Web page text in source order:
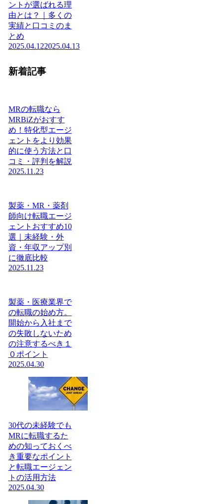
ントが選ばれる理
由とは？｜多くの
実績と口コミのま
とめ
2025.04.122025.04.13
新着記事
MRの転職なら
MRBiZがおすす
め！特化型エージ
ェントをより効果
的に使う方法と口
コミ・評判を解説
2025.11.23
製薬・MR・薬剤
師向け転職エージ
ェントおすすめ10
選｜未経験・外
資・年収アップ別
に徹底比較
2025.11.23
製薬・医療業界で
の転職の始め方。
開始から入社まで
の失敗しないため
の注意するべき１
０ポイント
2025.04.30
30代の未経験でも
MRに転職するた
めの知っておくべ
き重要なポイント
と転職エージェン
トの活用方法
2025.04.30